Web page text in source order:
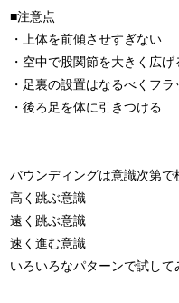
■注意点
・上体を前傾させすぎない
・空中で股関節を大きく広げ
・足裏の設置はなるべくフ
・後ろ足を体に引きつける
バウンディングは意識次第で
高く跳ぶ意識
遠く跳ぶ意識
速く進む意識
いろいろなパターンで試して